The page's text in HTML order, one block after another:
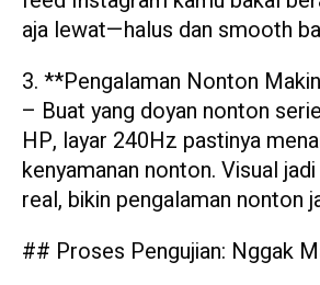
aja lewat—halus dan smooth
3. **Pengalaman Nonton
– Buat yang doyan nonton
HP, layar 240Hz pastinya
kenyamanan nonton. Visual
real, bikin pengalaman nonton
## Proses Pengujian: Nggak